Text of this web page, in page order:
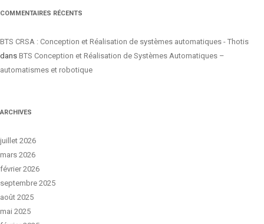
COMMENTAIRES RÉCENTS
BTS CRSA : Conception et Réalisation de systèmes automatiques - Thotis
dans BTS Conception et Réalisation de Systèmes Automatiques –
automatismes et robotique
ARCHIVES
juillet 2026
mars 2026
février 2026
septembre 2025
août 2025
mai 2025